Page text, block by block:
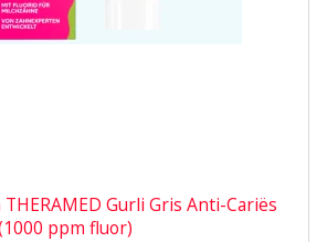
Gurli Gris Anti-Cariës
ppm fluor)